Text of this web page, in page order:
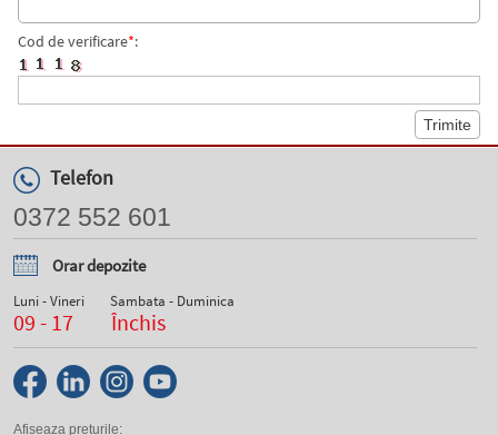
Cod de verificare*:
Telefon
0372 552 601
Orar depozite
Luni - Vineri
09 - 17
Sambata - Duminica
Închis
Afiseaza preturile: